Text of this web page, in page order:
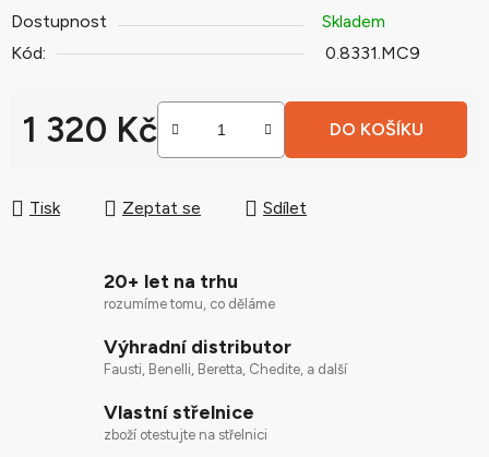
Dostupnost
Skladem
Kód:
0.8331.MC9
1 320 Kč DO KOŠÍKU
Tisk Zeptat se Sdílet
20+ let na trhu
rozumíme tomu, co děláme
Výhradní distributor
Fausti, Benelli, Beretta, Chedite, a další
Vlastní střelnice
zboží otestujte na střelnici